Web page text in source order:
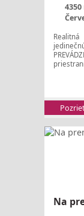
4350
Na